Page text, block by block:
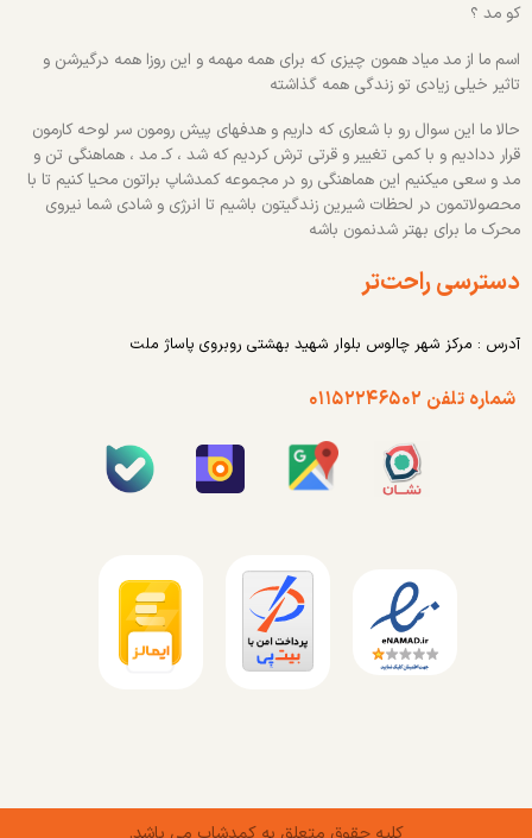
کو مد ؟
اسم ما از مد میاد همون چیزی که برای همه مهمه و این روزا همه درگیرشن و
تاثیر خیلی زیادی تو زندگی همه گذاشته
حالا ما این سوال رو با شعاری که داریم و هدفهای پیش رومون سر لوحه کارمون
قرار ددادیم و با کمی تغییر و قرتی ترش کردیم که شد ، کـ مد ، هماهنگی تن و
مد و سعی میکنیم این هماهنگی رو در مجموعه کمدشاپ براتون محیا کنیم تا با
محصولاتمون در لحظات شیرین زندگیتون باشیم تا انرژی و شادی شما نیروی
محرک ما برای بهتر شدنمون باشه
دسترسی راحت‌تر
آدرس : مرکز شهر چالوس بلوار شهید بهشتی روبروی پاساژ ملت
شماره تلفن ۰۱۱۵۲۲۴۶۵۰۲